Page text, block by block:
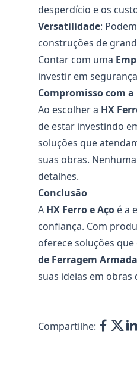
desperdício e os
Versatilidade:
construções de
Contar com uma
investir em
Compromisso com a
Ao escolher a HX
de estar investindo
soluções que
suas obras.
detalhes.
Conclusão
A HX Ferro e Aço é a
confiança. Com
oferece soluções
de Ferragem
suas ideias em obras
Compartilhe: